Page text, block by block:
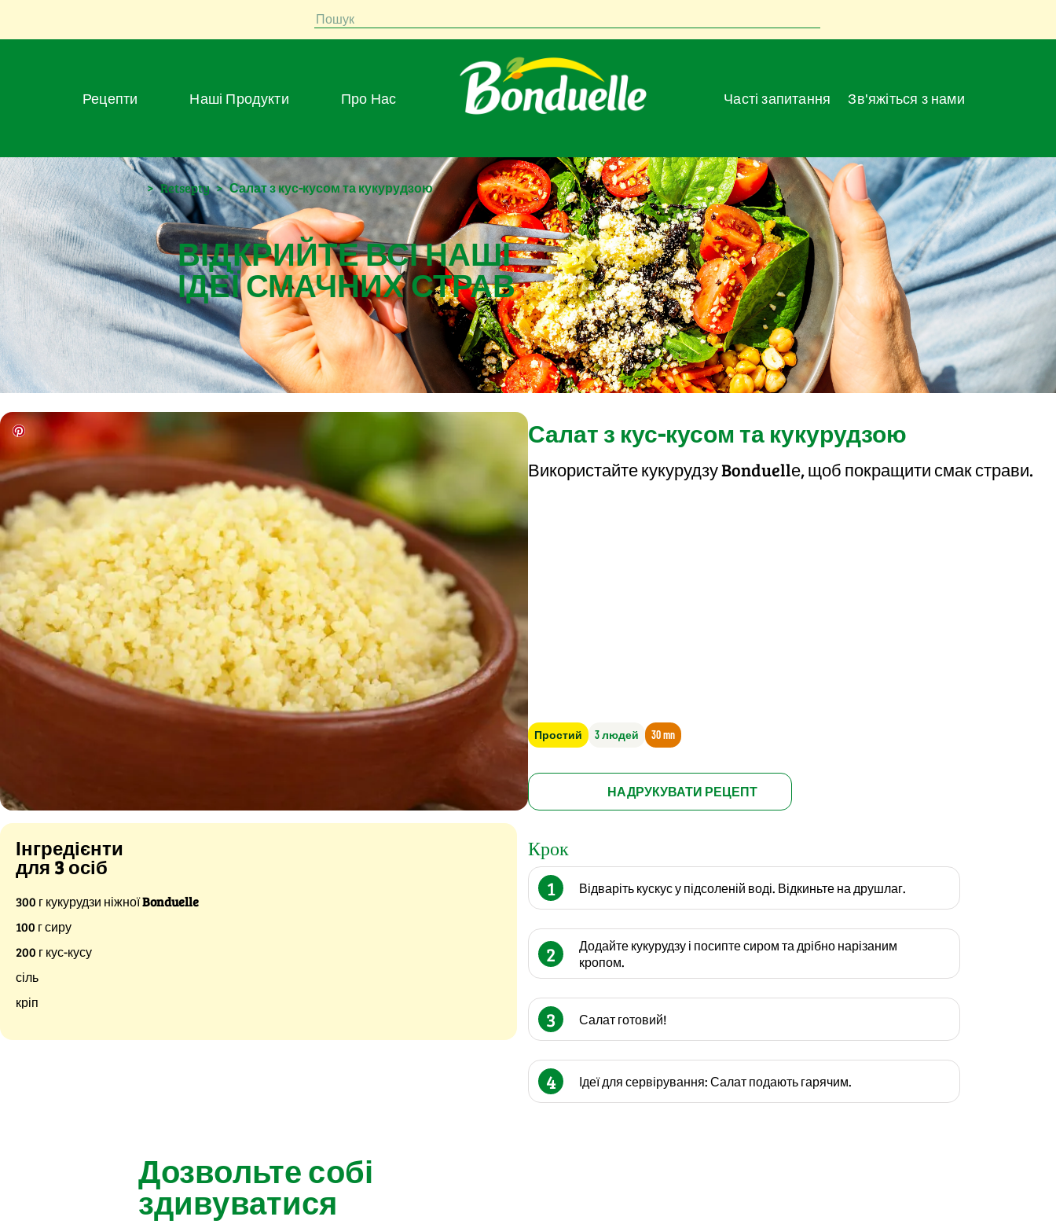
Пошук
Рецепти Наші Продукти Про Нас Часті запитання Зв'яжіться з нами
> Retsepty > Салат з кус-кусом та кукурудзою
ВІДКРИЙТЕ ВСІ НАШІ
ІДЕЇ СМАЧНИХ СТРАВ
Салат з кус-кусом та кукурудзою
Використайте кукурудзу Bonduellе, щоб покращити смак страви.
Простий 3 людей 30 mn
НАДРУКУВАТИ РЕЦЕПТ
Інгредієнти
для 3 осіб
300 г кукурудзи ніжноїBonduelle
100 г сиру
200 г кус-кусу
сіль
кріп
Крок
1 Відваріть кускус у підсоленій воді. Відкиньте на друшлаг.
2
Додайте кукурудзу і посипте сиром та дрібно нарізаним
кропом.
3 Салат готовий!
4 Ідеї для сервірування: Салат подають гарячим.
Дозвольте собі
здивуватися